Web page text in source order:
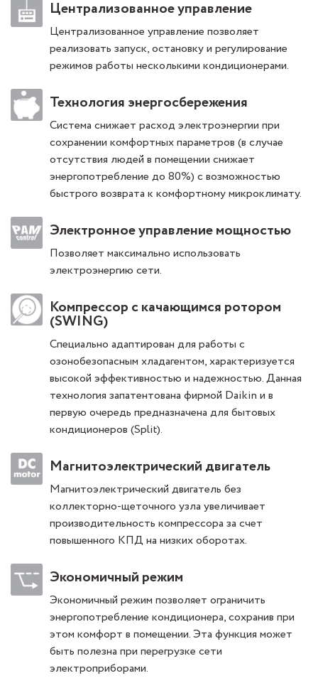
Централизованное управление
Централизованное управление позволяет
реализовать запуск, остановку и регулирование
режимов работы несколькими кондиционерами.
Технология энергосбережения
Система снижает расход электроэнергии при
сохранении комфортных параметров (в случае
отсутствия людей в помещении снижает
энергопотребление до 80%) с возможностью
быстрого возврата к комфортному микроклимату.
Электронное управление мощностью
Позволяет максимально использовать
электроэнергию сети.
Компрессор с качающимся ротором
(SWING)
Специально адаптирован для работы с
озонобезопасным хладагентом, характеризуется
высокой эффективностью и надежностью. Данная
технология запатентована фирмой Daikin и в
первую очередь предназначена для бытовых
кондиционеров (Split).
Магнитоэлектрический двигатель
Магнитоэлектрический двигатель без
коллекторно-щеточного узла увеличивает
производительность компрессора за счет
повышенного КПД на низких оборотах.
Экономичный режим
Экономичный режим позволяет ограничить
энергопотребление кондиционера, сохранив при
этом комфорт в помещении. Эта функция может
быть полезна при перегрузке сети
электроприборами.